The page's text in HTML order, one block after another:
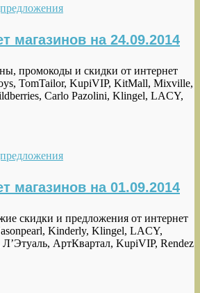
магазинов на 24.09.2014
промокоды и скидки от интернет
TomTailor, KupiVIP, KitMall, Mixville,
Carlo Pazolini, Klingel, LACY,
магазинов на 01.09.2014
скидки и предложения от интернет
Kinderly, Klingel, LACY,
АртКвартал, KupiVIP, Rendez